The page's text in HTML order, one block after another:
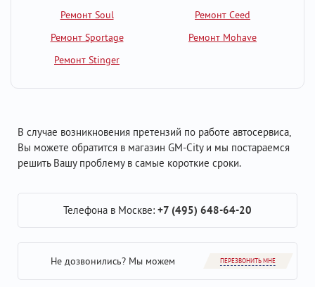
Ремонт Soul
Ремонт Ceed
Ремонт Sportage
Ремонт Mohave
Ремонт Stinger
В случае возникновения претензий по работе автосервиса,
Вы можете обратится в магазин GM-City и мы постараемся
решить Вашу проблему в самые короткие сроки.
Телефона в Москве: +7 (495) 648-64-20
Не дозвонились? Мы можем ПЕРЕЗВОНИТЬ МНЕ